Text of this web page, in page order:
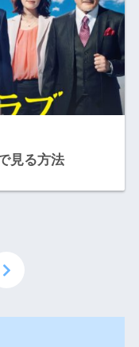
見る方法